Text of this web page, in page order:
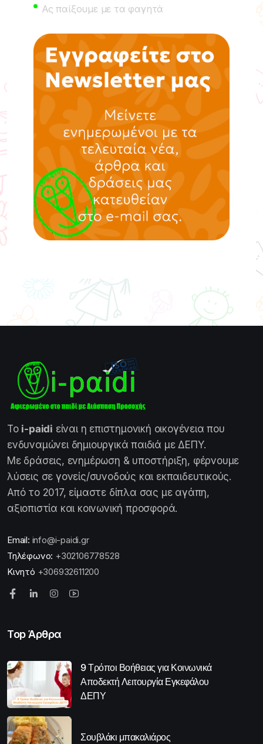
Ας παίξουμε με τα φαγητά
Το i-paidi είναι η επιστημονική οικογένεια που
ενδυναμώνει δημιουργικά παιδιά με ΔΕΠΥ.
Με δράσεις, ενημέρωση & υποστήριξη, φέρνουμε
λύσεις σε γονείς/συνοδούς και εκπαιδευτικούς.
Από το 2017, είμαστε δίπλα σας με αγάπη,
αξιοπιστία και κοινωνική προσφορά.
Email: info@i-paidi.gr
Τηλέφωνο: +302106778528
Κινητό +306932611200
Top Άρθρα
9 Τρόποι Βοήθειας για Κοινωνικά
Αποδεκτή Λειτουργία Εγκεφάλου
ΔΕΠΥ
Σουβλάκι μπακαλιάρος